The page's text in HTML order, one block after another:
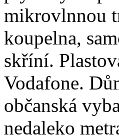
mikrovlnnou
koupelna,
skříní.
Vodafone.
občanská
nedaleko